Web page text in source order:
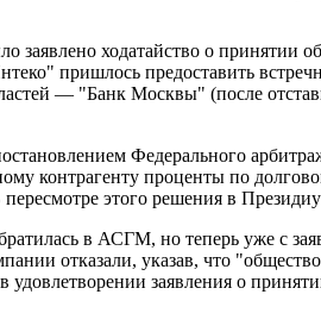
ходатайство о принятии
пришлось предоставить
— "Банк Москвы" (после
Федерального
контрагенту проценты по
пересмотре этого решения в
в АСГМ, но теперь уже с
отказали, указав, что
удовлетворении заявления о